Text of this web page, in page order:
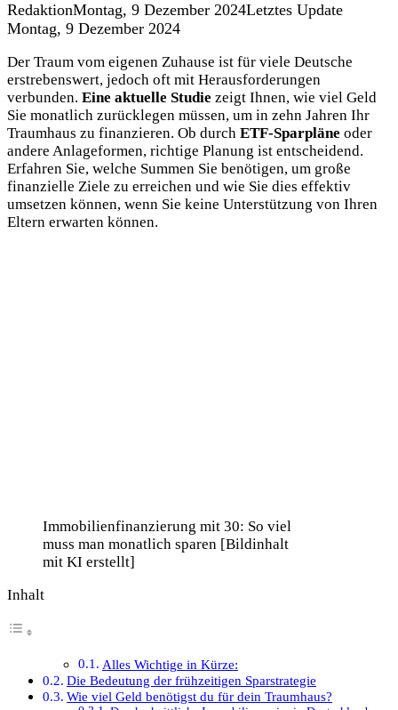
RedaktionMontag, 9 Dezember 2024Letztes Update
Montag, 9 Dezember 2024
Der Traum vom eigenen Zuhause ist für viele Deutsche
erstrebenswert, jedoch oft mit Herausforderungen
verbunden. Eine aktuelle Studie zeigt Ihnen, wie viel Geld
Sie monatlich zurücklegen müssen, um in zehn Jahren Ihr
Traumhaus zu finanzieren. Ob durch ETF-Sparpläne oder
andere Anlageformen, richtige Planung ist entscheidend.
Erfahren Sie, welche Summen Sie benötigen, um große
finanzielle Ziele zu erreichen und wie Sie dies effektiv
umsetzen können, wenn Sie keine Unterstützung von Ihren
Eltern erwarten können.
Immobilienfinanzierung mit 30: So viel
muss man monatlich sparen [Bildinhalt
mit KI erstellt]
Inhalt
Alles Wichtige in Kürze:
Die Bedeutung der frühzeitigen Sparstrategie
Wie viel Geld benötigst du für dein Traumhaus?